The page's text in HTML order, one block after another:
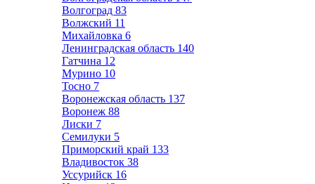
Волгоград 83
Волжский 11
Михайловка 6
Ленинградская область 140
Гатчина 12
Мурино 10
Тосно 7
Воронежская область 137
Воронеж 88
Лиски 7
Семилуки 5
Приморский край 133
Владивосток 38
Уссурийск 16